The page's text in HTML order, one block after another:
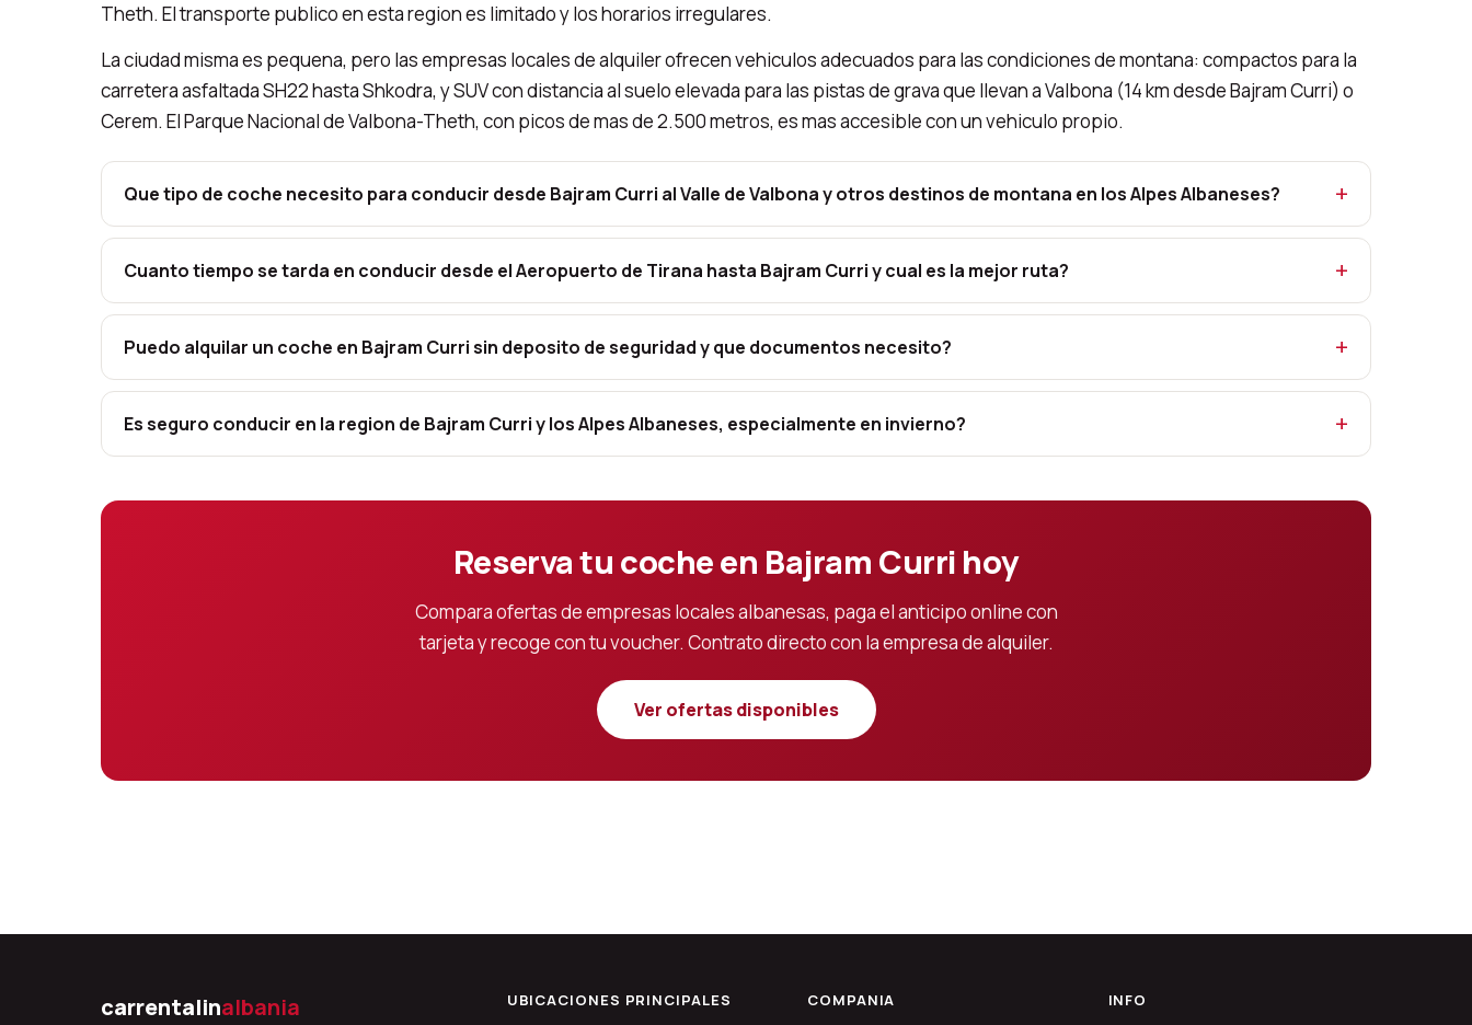
Theth. El transporte publico en esta region es limitado y los horarios irregulares.
La ciudad misma es pequena, pero las empresas locales de alquiler ofrecen vehiculos adecuados para las condiciones de montana: compactos para la
carretera asfaltada SH22 hasta Shkodra, y SUV con distancia al suelo elevada para las pistas de grava que llevan a Valbona (14 km desde Bajram Curri) o
Cerem. El Parque Nacional de Valbona-Theth, con picos de mas de 2.500 metros, es mas accesible con un vehiculo propio.
Que tipo de coche necesito para conducir desde Bajram Curri al Valle de Valbona y otros destinos de montana en los Alpes Albaneses?
Cuanto tiempo se tarda en conducir desde el Aeropuerto de Tirana hasta Bajram Curri y cual es la mejor ruta?
Puedo alquilar un coche en Bajram Curri sin deposito de seguridad y que documentos necesito?
Es seguro conducir en la region de Bajram Curri y los Alpes Albaneses, especialmente en invierno?
Reserva tu coche en Bajram Curri hoy
Compara ofertas de empresas locales albanesas, paga el anticipo online con
tarjeta y recoge con tu voucher. Contrato directo con la empresa de alquiler.
Ver ofertas disponibles
carrentalinalbania UBICACIONES PRINCIPALES COMPANIA INFO